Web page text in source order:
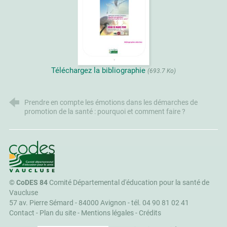
Téléchargez la bibliographie (693.7 Ko)
Prendre en compte les émotions dans les démarches de
promotion de la santé : pourquoi et comment faire ?
CoDES 84
©CoDES 84Comité Départemental d'éducation pour la santé de
Vaucluse
57 av. Pierre Sémard - 84000 Avignon -tél. 04 90 81 02 41
Contact - Plan du site- Mentions légales- Crédits